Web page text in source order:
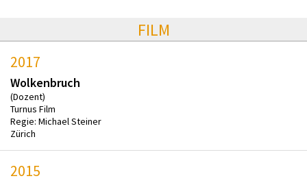
FILM
2017
Wolkenbruch
(Dozent)
Turnus Film
Regie: Michael Steiner
Zürich
2015